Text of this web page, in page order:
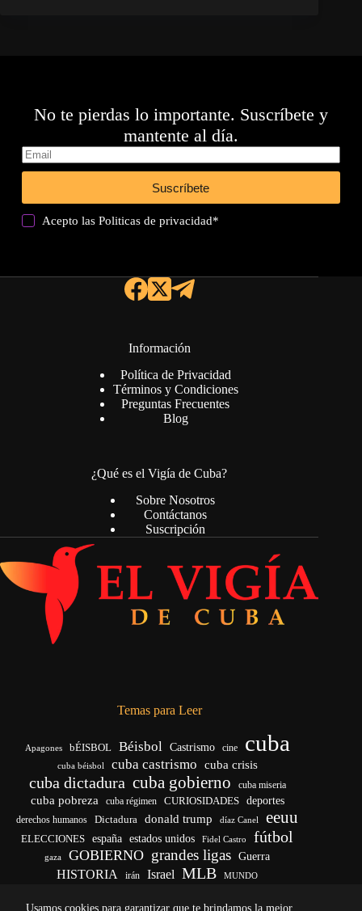
Usamos cookies para garantizar que te brindamos la mejor
No te pierdas lo importante. Suscríbete y
mantente al día.
Suscríbete
Acepto lasPoliticas de privacidad*
Información
Política de Privacidad
Términos y Condiciones
Preguntas Frecuentes
Blog
¿Qué es el Vigía de Cuba?
Sobre Nosotros
Contáctanos
Suscripción
Temas para Leer
Apagones bÉISBOL Béisbol Castrismo cine cuba
cuba béisbol cuba castrismo cuba crisis
cuba dictadura cuba gobierno cuba miseria
cuba pobreza cuba régimen CURIOSIDADES deportes
derechos humanos Dictadura donald trump díaz Canel eeuu
ELECCIONES españa estados unidos Fidel Castro fútbol
gaza GOBIERNO grandes ligas Guerra
HISTORIA irán Israel MLB MUNDO